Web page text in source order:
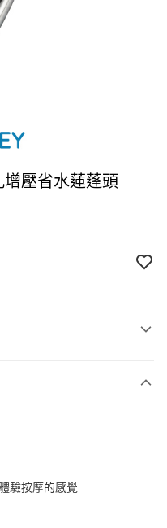
壓省水蓮蓬頭
驗按摩的感覺